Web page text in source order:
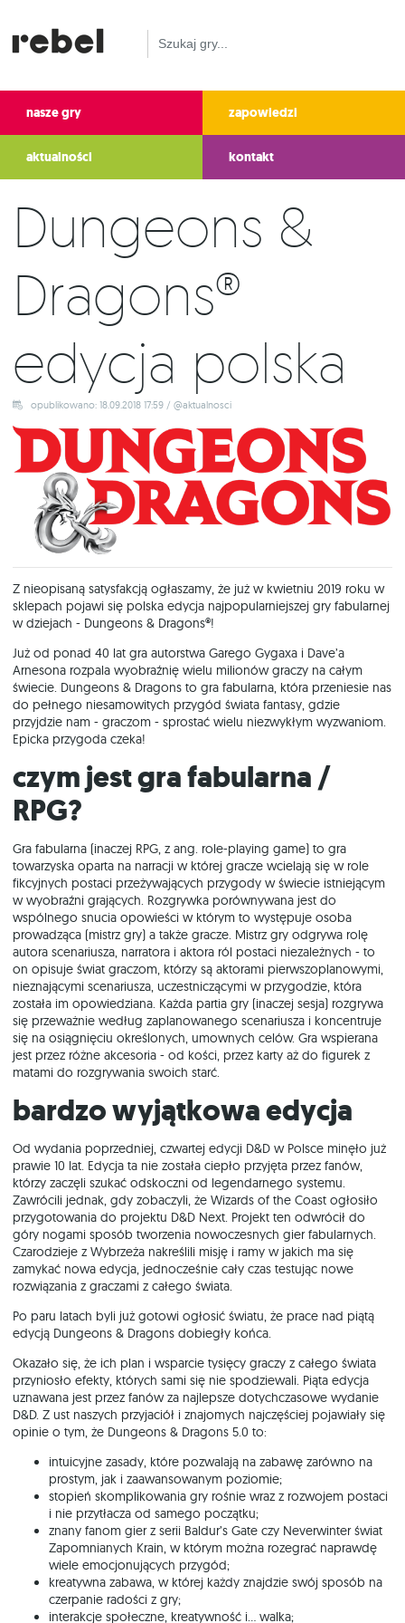
nasze gry zapowiedzi
aktualności kontakt
Dungeons &
Dragons®
edycja polska
opublikowano: 18.09.2018 17:59 / @aktualnosci
Z nieopisaną satysfakcją ogłaszamy, że już w kwietniu 2019 roku w
sklepach pojawi się polska edycja najpopularniejszej gry fabularnej
w dziejach - Dungeons & Dragons®!
Już od ponad 40 lat gra autorstwa Garego Gygaxa i Dave’a
Arnesona rozpala wyobraźnię wielu milionów graczy na całym
świecie. Dungeons & Dragons to gra fabularna, która przeniesie nas
do pełnego niesamowitych przygód świata fantasy, gdzie
przyjdzie nam - graczom - sprostać wielu niezwykłym wyzwaniom.
Epicka przygoda czeka!
Czym jest gra fabularna /
RPG?
Gra fabularna (inaczej RPG, z ang. role-playing game) to gra
towarzyska oparta na narracji w której gracze wcielają się w role
fikcyjnych postaci przeżywających przygody w świecie istniejącym
w wyobraźni grających. Rozgrywka porównywana jest do
wspólnego snucia opowieści w którym to występuje osoba
prowadząca (mistrz gry) a także gracze. Mistrz gry odgrywa rolę
autora scenariusza, narratora i aktora ról postaci niezależnych - to
on opisuje świat graczom, którzy są aktorami pierwszoplanowymi,
nieznającymi scenariusza, uczestniczącymi w przygodzie, która
została im opowiedziana. Każda partia gry (inaczej sesja) rozgrywa
się przeważnie według zaplanowanego scenariusza i koncentruje
się na osiągnięciu określonych, umownych celów. Gra wspierana
jest przez różne akcesoria - od kości, przez karty aż do figurek z
matami do rozgrywania swoich starć.
Bardzo wyjątkowa edycja
Od wydania poprzedniej, czwartej edycji D&D w Polsce minęło już
prawie 10 lat. Edycja ta nie została ciepło przyjęta przez fanów,
którzy zaczęli szukać odskoczni od legendarnego systemu.
Zawrócili jednak, gdy zobaczyli, że Wizards of the Coast ogłosiło
przygotowania do projektu D&D Next. Projekt ten odwrócił do
góry nogami sposób tworzenia nowoczesnych gier fabularnych.
Czarodzieje z Wybrzeża nakreślili misję i ramy w jakich ma się
zamykać nowa edycja, jednocześnie cały czas testując nowe
rozwiązania z graczami z całego świata.
Po paru latach byli już gotowi ogłosić światu, że prace nad piątą
edycją Dungeons & Dragons dobiegły końca.
Okazało się, że ich plan i wsparcie tysięcy graczy z całego świata
przyniosło efekty, których sami się nie spodziewali. Piąta edycja
uznawana jest przez fanów za najlepsze dotychczasowe wydanie
D&D. Z ust naszych przyjaciół i znajomych najczęściej pojawiały się
opinie o tym, że Dungeons & Dragons 5.0 to:
intuicyjne zasady, które pozwalają na zabawę zarówno na
prostym, jak i zaawansowanym poziomie;
stopień skomplikowania gry rośnie wraz z rozwojem postaci
i nie przytłacza od samego początku;
znany fanom gier z serii Baldur’s Gate czy Neverwinter świat
Zapomnianych Krain, w którym można rozegrać naprawdę
wiele emocjonujących przygód;
kreatywna zabawa, w której każdy znajdzie swój sposób na
czerpanie radości z gry;
interakcje społeczne, kreatywność i… walka;